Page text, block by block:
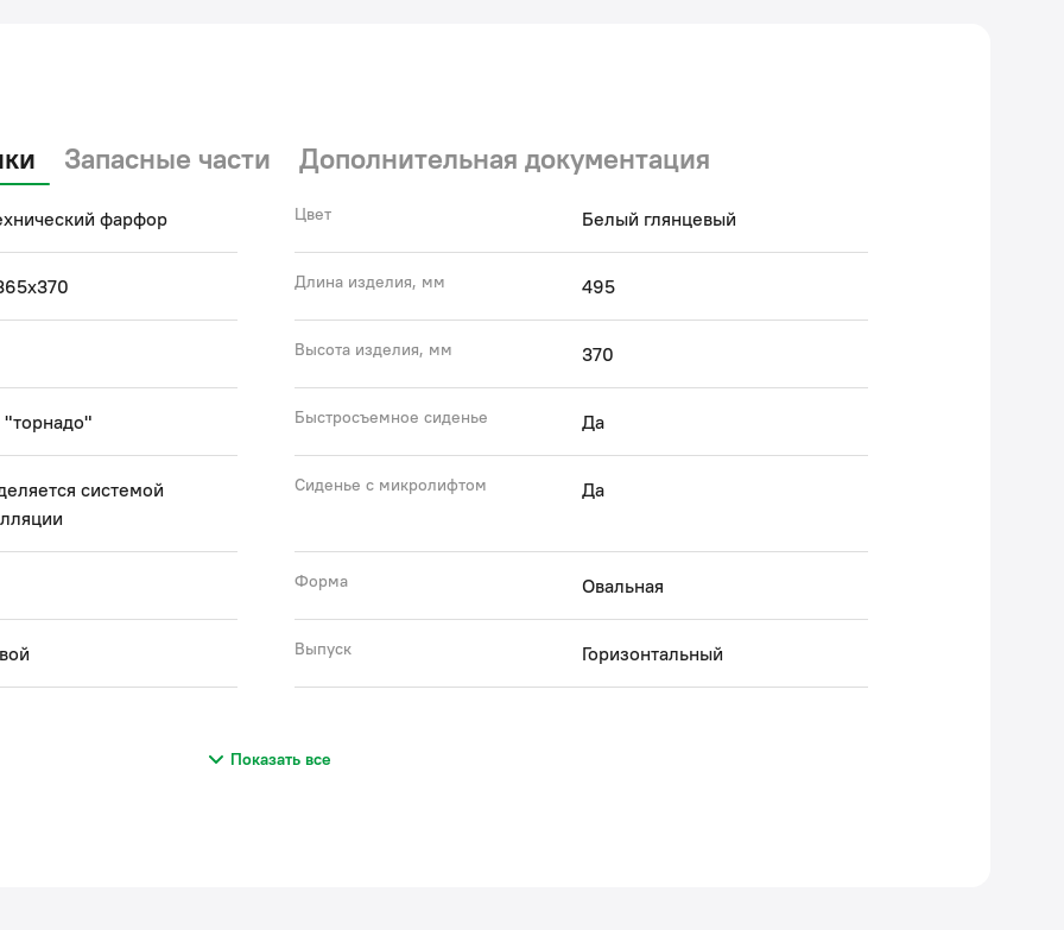
Запасные части Дополнительная документация
фарфор Цвет Белый глянцевый
Длина изделия, мм 495
Высота изделия, мм 370
Быстросъемное сиденье Да
системой
Сиденье с микролифтом Да
Форма Овальная
Выпуск Горизонтальный
Показать все